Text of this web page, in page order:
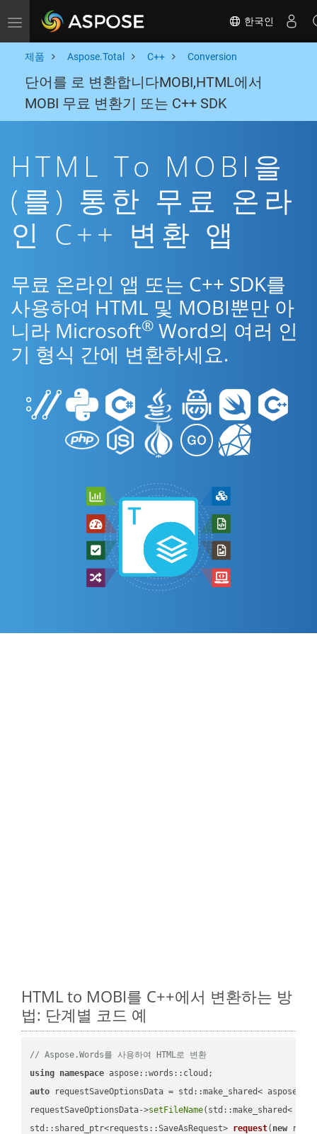
Toggle navigation 한국인
제품 Aspose.Total C++ Conversion
단어를 로 변환합니다MOBI,HTML에서
MOBI 무료 변환기 또는 C++ SDK
HTML To MOBI을
(를) 통한 무료 온라
인 C++ 변환 앱
무료 온라인 앱 또는 C++ SDK를
사용하여 HTML 및 MOBI뿐만 아
니라 Microsoft® Word의 여러 인
기 형식 간에 변환하세요.
HTML to MOBI를 C++에서 변환하는 방
법: 단계별 코드 예
// Aspose.Words를 사용하여 HTML로 변환
using namespace
auto requestSaveOptionsData = std::make_shared<
requestSaveOptionsData->setFileName(std::make_shared<
std::shared_ptr<requests::SaveAsRequest> request( new